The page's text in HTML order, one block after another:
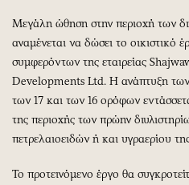
Εικαστικά
Βιβλίο
Χειρόγραφα
Μεγάλη ώθηση στην περιοχή των
αναμένεται να δώσει το οικιστικό
συμφερόντων της εταιρείας
Developments Ltd. Η ανάπτυξη
των 17 και των 16 ορόφων
της περιοχής των πρώην
πετρελαιοειδών ή και υγραερίου
Το προτεινόμενο έργο θα